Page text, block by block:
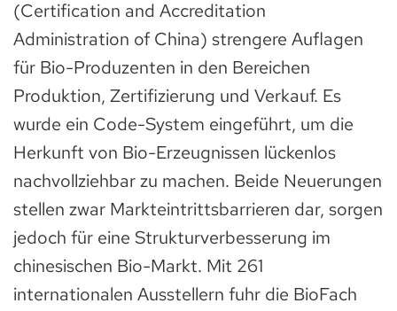
(Certification and Accreditation
Administration of China) strengere Auflagen
für Bio-Produzenten in den Bereichen
Produktion, Zertifizierung und Verkauf. Es
wurde ein Code-System eingeführt, um die
Herkunft von Bio-Erzeugnissen lückenlos
nachvollziehbar zu machen. Beide Neuerungen
stellen zwar Markteintrittsbarrieren dar, sorgen
jedoch für eine Strukturverbesserung im
chinesischen Bio-Markt. Mit 261
internationalen Ausstellern fuhr die BioFach